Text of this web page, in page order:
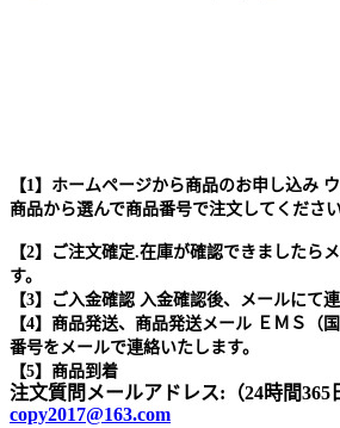
【1】ホームページから商品のお申し込み
商品から選んで商品番号で注文してくださ
【2】ご注文確定.在庫が確認できましたら
す。
【3】ご入金確認 入金確認後、メールにて
【4】商品発送、商品発送メール ＥＭＳ（
番号をメールで連絡いたします。
【5】商品到着
注文質問メールアドレス:（24時間365
copy2017@163.com